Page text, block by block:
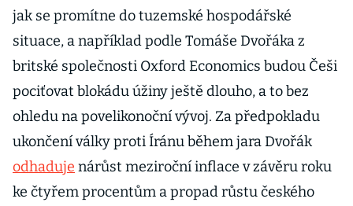
jak se promítne do tuzemské hospodářské
situace, a například podle Tomáše Dvořáka z
britské společnosti Oxford Economics budou Češi
pociťovat blokádu úžiny ještě dlouho, a to bez
ohledu na povelikonoční vývoj. Za předpokladu
ukončení války proti Íránu během jara Dvořák
odhaduje nárůst meziroční inflace v závěru roku
ke čtyřem procentům a propad růstu českého